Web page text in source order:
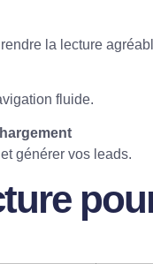
la lecture
fluide.
générer vos leads.